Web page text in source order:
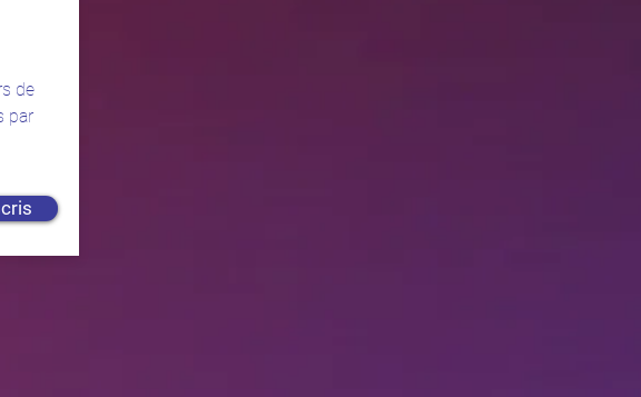
de
par